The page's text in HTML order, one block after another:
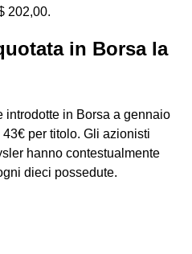
202,00.
in Borsa la
introdotte in Borsa a gennaio
per titolo. Gli azionisti
hanno contestualmente
dieci possedute.